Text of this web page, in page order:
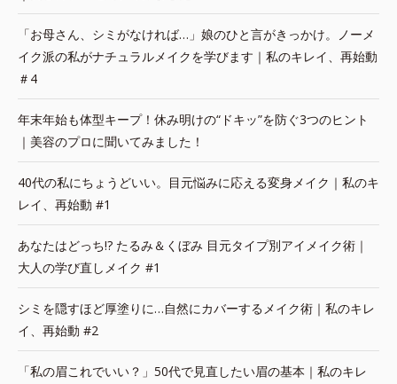
「お母さん、シミがなければ…」娘のひと言がきっかけ。ノーメ
イク派の私がナチュラルメイクを学びます｜私のキレイ、再始動
＃4
年末年始も体型キープ！休み明けの“ドキッ”を防ぐ3つのヒント
｜美容のプロに聞いてみました！
40代の私にちょうどいい。目元悩みに応える変身メイク｜私のキ
レイ、再始動 #1
あなたはどっち!? たるみ＆くぼみ 目元タイプ別アイメイク術｜
大人の学び直しメイク #1
シミを隠すほど厚塗りに…自然にカバーするメイク術｜私のキレ
イ、再始動 #2
「私の眉これでいい？」50代で見直したい眉の基本｜私のキレ